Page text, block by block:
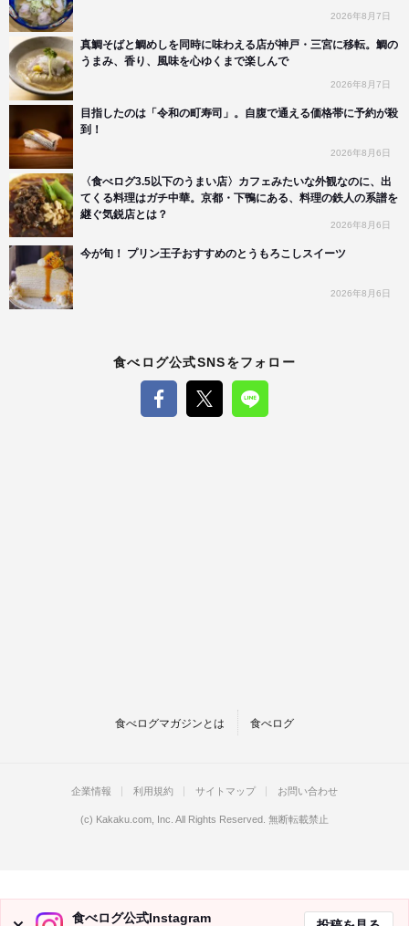
2026年8月7日
真鯛そばと鯛めしを同時に味わえる店が神戸・三宮に移転。鯛の
うまみ、香り、風味を心ゆくまで楽しんで
2026年8月7日
目指したのは「令和の町寿司」。自腹で通える価格帯に予約が殺
到！
2026年8月6日
〈食べログ3.5以下のうまい店〉カフェみたいな外観なのに、出
てくる料理はガチ中華。京都・下鴨にある、料理の鉄人の系譜を
継ぐ気鋭店とは？
2026年8月6日
今が旬！ プリン王子おすすめのとうもろこしスイーツ
2026年8月6日
食べログ公式SNSをフォロー
食べログマガジンとは 食べログ
食べログ公式Instagram
企業情報 利用規約 サイトマップ お問い合わせ
(c) Kakaku.com, Inc. All Rights Reserved. 無断転載禁止